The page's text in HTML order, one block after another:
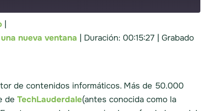
|
nueva ventana | Duración: 00:15:27 | Grabado
de contenidos informáticos. Más de 50.000
de TechLauderdale(antes conocida como la